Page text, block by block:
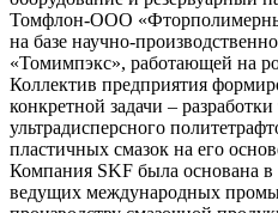
Томфлон-ООО
на базе научно-
«Томимпэкс», работающей на
Коллектив предприятия
конкретной задачи –
ультрадисперсного
пластичных смазок на его
Компания SKF была основана в
ведущих международных